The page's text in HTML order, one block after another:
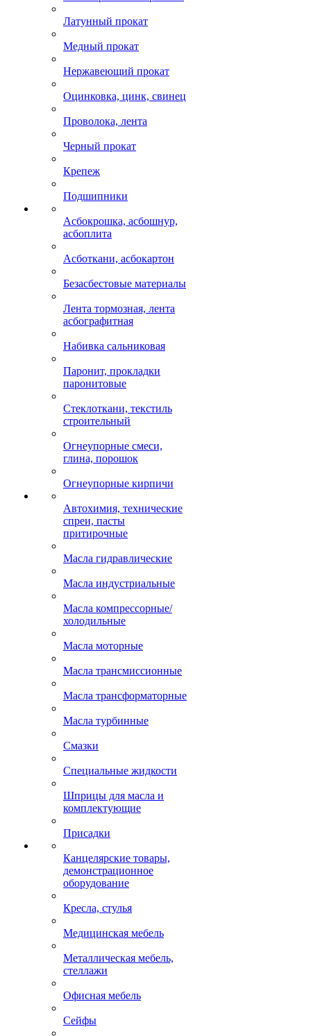
Латунный прокат
Медный прокат
Нержавеющий прокат
Оцинковка, цинк, свинец
Проволока, лента
Черный прокат
Крепеж
Подшипники
Асбокрошка, асбошнур,
асбоплита
Асботкани, асбокартон
Безасбестовые материалы
Лента тормозная, лента
асбографитная
Набивка сальниковая
Паронит, прокладки
паронитовые
Стеклоткани, текстиль
строительный
Огнеупорные смеси,
глина, порошок
Огнеупорные кирпичи
Автохимия, технические
спреи, пасты
притирочные
Масла гидравлические
Масла индустриальные
Масла компрессорные/
холодильные
Масла моторные
Масла трансмиссионные
Масла трансформаторные
Масла турбинные
Смазки
Специальные жидкости
Шприцы для масла и
комплектующие
Присадки
Канцелярские товары,
демонстрационное
оборудование
Кресла, стулья
Медицинская мебель
Металлическая мебель,
стеллажи
Офисная мебель
Сейфы